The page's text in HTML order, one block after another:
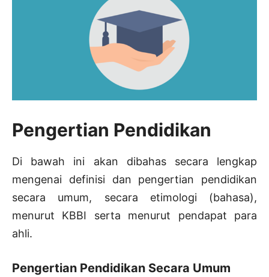
Pengertian Pendidikan
Di bawah ini akan dibahas secara lengkap
mengenai definisi dan pengertian pendidikan
secara umum, secara etimologi (bahasa),
menurut KBBI serta menurut pendapat para
ahli.
Pengertian Pendidikan Secara Umum